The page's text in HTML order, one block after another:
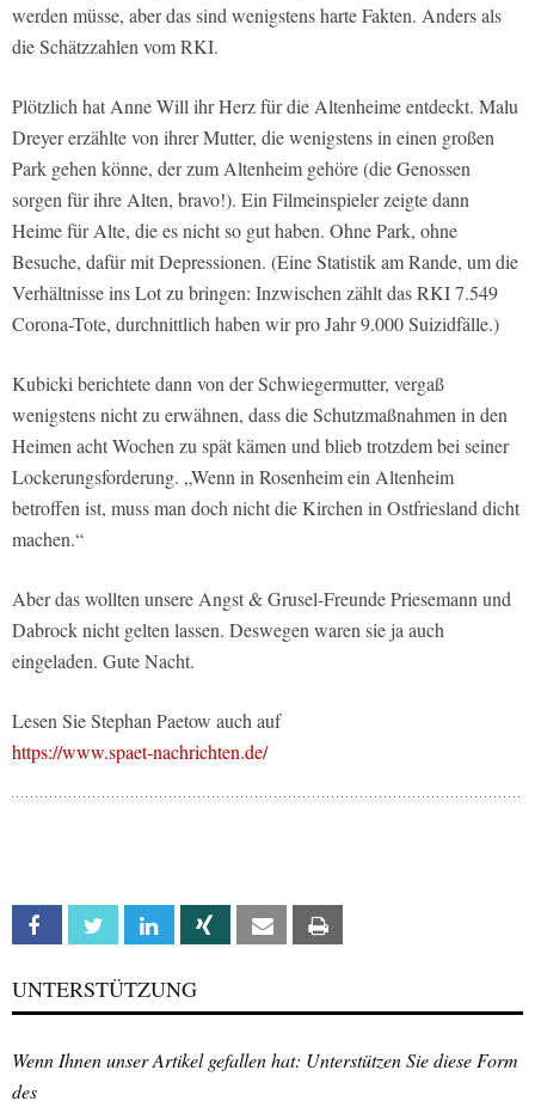
werden müsse, aber das sind wenigstens harte Fakten. Anders als
die Schätzzahlen vom RKI.
Plötzlich hat Anne Will ihr Herz für die Altenheime entdeckt. Malu
Dreyer erzählte von ihrer Mutter, die wenigstens in einen großen
Park gehen könne, der zum Altenheim gehöre (die Genossen
sorgen für ihre Alten, bravo!). Ein Filmeinspieler zeigte dann
Heime für Alte, die es nicht so gut haben. Ohne Park, ohne
Besuche, dafür mit Depressionen. (Eine Statistik am Rande, um die
Verhältnisse ins Lot zu bringen: Inzwischen zählt das RKI 7.549
Corona-Tote, durchnittlich haben wir pro Jahr 9.000 Suizidfälle.)
Kubicki berichtete dann von der Schwiegermutter, vergaß
wenigstens nicht zu erwähnen, dass die Schutzmaßnahmen in den
Heimen acht Wochen zu spät kämen und blieb trotzdem bei seiner
Lockerungsforderung. „Wenn in Rosenheim ein Altenheim
betroffen ist, muss man doch nicht die Kirchen in Ostfriesland dicht
machen.“
Aber das wollten unsere Angst & Grusel-Freunde Priesemann und
Dabrock nicht gelten lassen. Deswegen waren sie ja auch
eingeladen. Gute Nacht.
Lesen Sie Stephan Paetow auch auf
https://www.spaet-nachrichten.de/
Facebook Twitter Linkedin Xing Email
UNTERSTÜTZUNG
Wenn Ihnen unser Artikel gefallen hat: Unterstützen Sie diese Form
des